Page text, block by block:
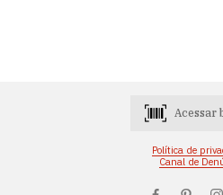
Acessar
Política de
Canal de